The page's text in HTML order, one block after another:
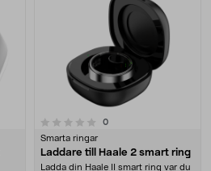
0recensioner
Smarta ringar
Laddare till Haale 2 smart ring
Ladda din Haale II smart ring var du